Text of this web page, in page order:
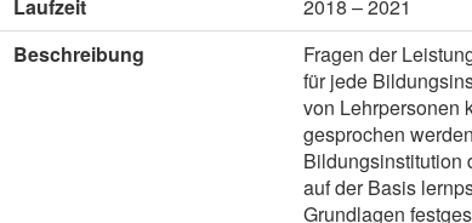
Laufzeit
2018 – 2021
Beschreibung
Fragen der
für jede
von Lehrpersonen
gesprochen
Bildungsinstitution
auf der Basis
Grundlagen